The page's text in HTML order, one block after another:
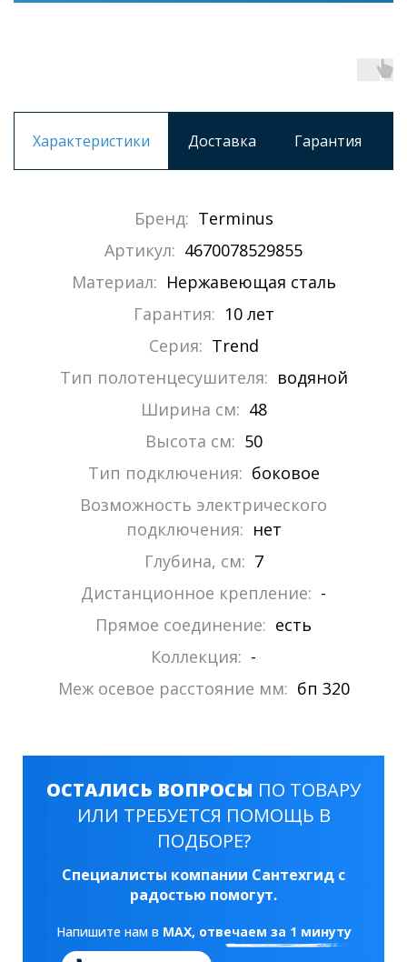
Характеристики Доставка Гарантия
Бренд: Terminus
Артикул: 4670078529855
Материал: Нержавеющая сталь
Гарантия: 10 лет
Серия: Trend
Тип полотенцесушителя: водяной
Ширина см: 48
Высота см: 50
Тип подключения: боковое
Возможность электрического
подключения: нет
Глубина, см: 7
Дистанционное крепление: -
Прямое соединение: есть
Коллекция: -
Меж осевое расстояние мм: бп 320
ОСТАЛИСЬ ВОПРОСЫ ПО ТОВАРУ
ИЛИ ТРЕБУЕТСЯ ПОМОЩЬ В
ПОДБОРЕ?
Специалисты компании Сантехгид с
радостью помогут.
Напишите нам в MAX, отвечаем за 1 минуту